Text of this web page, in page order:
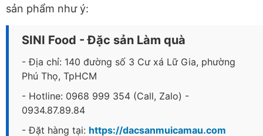
sản phẩm như ý:
SINI Food - Đặc sản Làm quà
- Địa chỉ: 140 đường số 3 Cư xá Lữ Gia, phường
Phú Thọ, TpHCM
- Hotline: 0968 999 354 (Call, Zalo) -
0934.87.89.84
- Đặt hàng tại: https://dacsanmuicamau.com